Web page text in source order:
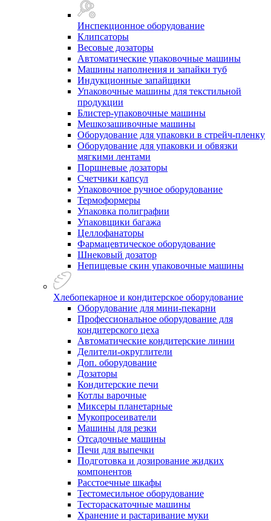
Инспекционное оборудование
Клипсаторы
Весовые дозаторы
Автоматические упаковочные машины
Машины наполнения и запайки туб
Индукционные запайщики
Упаковочные машины для текстильной
продукции
Блистер-упаковочные машины
Мешкозашивочные машины
Оборудование для упаковки в стрейч-пленку
Оборудование для упаковки и обвязки
мягкими лентами
Поршневые дозаторы
Счетчики капсул
Упаковочное ручное оборудование
Термоформеры
Упаковка полиграфии
Упаковщики багажа
Целлофанаторы
Фармацевтическое оборудование
Шнековый дозатор
Непищевые скин упаковочные машины
Хлебопекарное и кондитерское оборудование
Оборудование для мини-пекарни
Профессиональное оборудование для
кондитерского цеха
Автоматические кондитерские линии
Делители-округлители
Доп. оборудование
Дозаторы
Кондитерские печи
Котлы варочные
Миксеры планетарные
Мукопросеиватели
Машины для резки
Отсадочные машины
Печи для выпечки
Подготовка и дозирование жидких
компонентов
Расстоечные шкафы
Тестомесильное оборудование
Тестораскаточные машины
Хранение и растаривание муки